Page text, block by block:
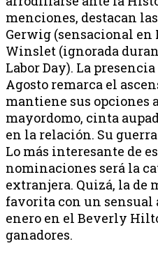
menciones, destacan
Gerwig (sensacional en
Winslet (ignorada
Labor Day). La
Agosto remarca el
mantiene sus opciones
mayordomo, cinta
en la relación. Su
Lo más interesante de
nominaciones será la
extranjera. Quizá, la de
favorita con un sensual
enero en el Beverly
ganadores.